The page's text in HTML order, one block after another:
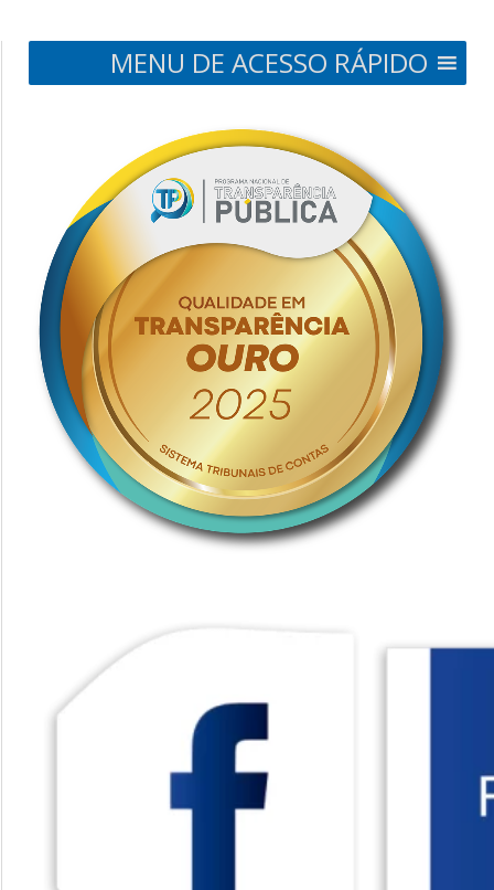
MENU DE ACESSO RÁPIDO